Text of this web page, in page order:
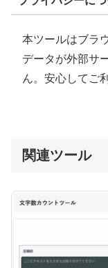
本ツールはブラ
データが外部サ
ん。安心してご
関連ツール